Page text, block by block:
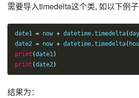
需要导入timedelta这个类, 如以下例子
date1 = now + datetime.timedelta(
date2 = now + datetime.timedelta(
print (date1)
print (date2)
结果为：